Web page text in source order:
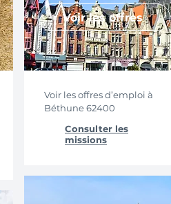
Voir les offres
Voir les offres d’emploi à
Béthune 62400
Consulter les
missions